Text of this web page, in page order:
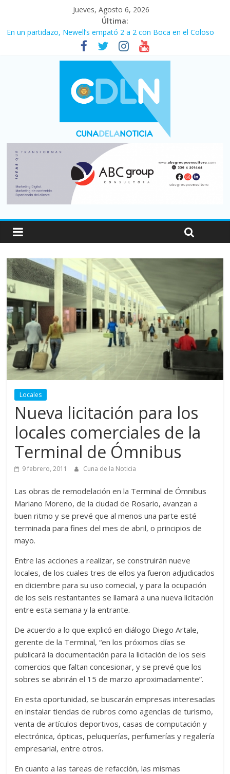
Jueves, Agosto 6, 2026
Última:
En un partidazo, Newell’s empató 2 a 2 con Boca en el Coloso
Vacaciones de invierno con más movimiento y consumo
turístico: 4,6 millones de personas viajaron por el país, un 5,9%
Fuerte caída de la venta de autos usados en julio: bajó un 12,6%
Central venció 1 a 0 al River de Coudet en el Monumental
Pullaro mejora sus relaciones con el Gobierno nacional
Locales
Nueva licitación para los
locales comerciales de la
Terminal de Ómnibus
9 febrero, 2011 Cuna de la Noticia
Las obras de remodelación en la Terminal de Ómnibus
Mariano Moreno, de la ciudad de Rosario, avanzan a
buen ritmo y se prevé que al menos una parte esté
terminada para fines del mes de abril, o principios de
mayo.
Entre las acciones a realizar, se construirán nueve
locales, de los cuales tres de ellos ya fueron adjudicados
en diciembre para su uso comecial, y para la ocupación
de los seis restantantes se llamará a una nueva licitación
entre esta semana y la entrante.
De acuerdo a lo que explicó en diálogo Diego Artale,
gerente de la Terminal, “en los próximos días se
publicará la documentación para la licitación de los seis
comercios que faltan concesionar, y se prevé que los
sobres se abrirán el 15 de marzo aproximadamente”.
En esta oportunidad, se buscarán empresas interesadas
en instalar tiendas de rubros como agencias de turismo,
venta de artículos deportivos, casas de computación y
electrónica, ópticas, peluquerías, perfumerías y regalería
empresarial, entre otros.
En cuanto a las tareas de refacción, las mismas